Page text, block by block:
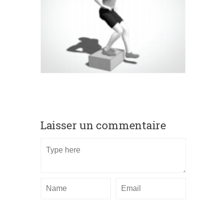
Laisser un commentaire